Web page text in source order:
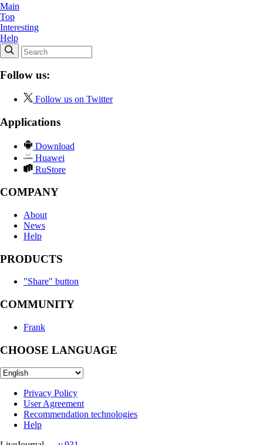
Main
Top
Interesting
Help
Follow us:
Follow us on Twitter
Applications
Download
Huawei
RuStore
COMPANY
About
News
Help
PRODUCTS
"Share" button
COMMUNITY
Frank
CHOOSE LANGUAGE
Privacy Policy
User Agreement
Recommendation technologies
Help